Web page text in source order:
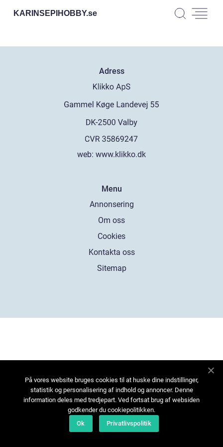
KARINSEPIHOBBY.se
Adress
web: www.klikko.dk
Menu
Annonsering
Om oss
Cookies
Kontakta oss
Sitemap
På vores website bruges cookies til at huske dine indstillinger,
statistik og personalisering af indhold og annoncer. Denne
information deles med tredjepart. Ved fortsat brug af websiden
godkender du cookiepolitikken.
Ok
Privatlivspolitik